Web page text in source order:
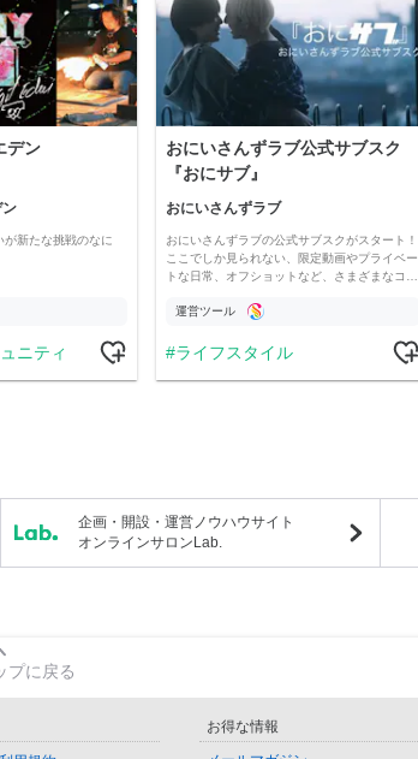
デン
が新たな挑戦のなに
ニティ
おにいさんずラブ公式サブスク
『おにサブ』
おにいさんずラブ
おにいさんずラブの公式サブスクがスタート！
ここでしか見られない、限定動画やプライベー
トな日常、オフショットなど、さまざまなコ…
運営ツール
ライフスタイル
企画・開設・運営ノウハウサイト
オンラインサロンLab.
プに戻る
お得な情報